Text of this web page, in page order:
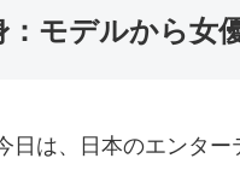
：モデルから女
日は、日本のエンタ